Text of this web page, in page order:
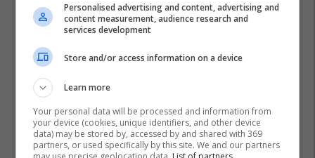
Personalised advertising and content, advertising and
content measurement, audience research and
services development
Store and/or access information on a device
Learn more
Your personal data will be processed and information from
your device (cookies, unique identifiers, and other device
data) may be stored by, accessed by and shared with 369
partners, or used specifically by this site. We and our partners